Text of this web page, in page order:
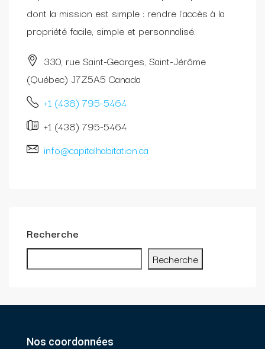
dont la mission est simple : rendre l'accès à la
propriété facile, simple et personnalisé.
330, rue Saint-Georges, Saint-Jérôme
(Québec) J7Z5A5 Canada
+1 (438) 795-5464
+1 (438) 795-5464
info@capitalhabitation.ca
Recherche
Recherche
Nos coordonnées